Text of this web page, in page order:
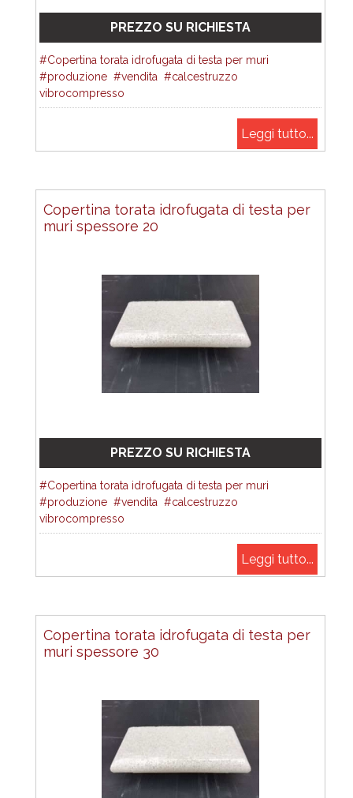
PREZZO SU RICHIESTA
Copertina torata idrofugata di testa per muri
produzione
vendita
calcestruzzo
vibrocompresso
Leggi tutto...
Copertina torata idrofugata di testa per
muri spessore 20
PREZZO SU RICHIESTA
Copertina torata idrofugata di testa per muri
produzione
vendita
calcestruzzo
vibrocompresso
Leggi tutto...
Copertina torata idrofugata di testa per
muri spessore 30